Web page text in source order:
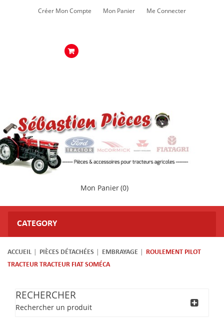
Créer Mon Compte Mon Panier Me Connecter
Mon Panier(0)
CATEGORY
ACCUEIL PIÈCES DÉTACHÉES EMBRAYAGE
ROULEMENT PILOT
TRACTEUR TRACTEUR FIAT SOMÉCA
RECHERCHER
Rechercher un produit